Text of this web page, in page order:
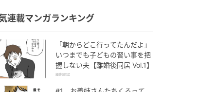
連載マンガランキング
「朝からどこ行ってたんだよ」
いつまでも子どもの習い事を把
握しない夫【離婚後同居 Vol.1】
離婚後同居